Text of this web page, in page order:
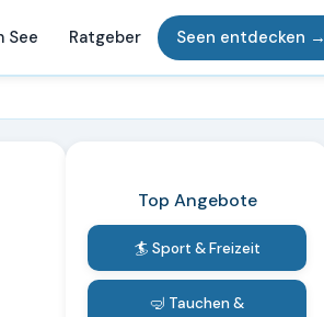
See Ratgeber Seen entdecken →
Top Angebote
🏄 Sport & Freizeit
🤿 Tauchen &